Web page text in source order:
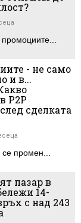
- не само
и в...
P2P
сделката
промен...
пазар в
14-
с над 243